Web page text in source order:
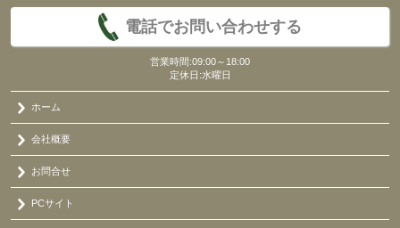
電話でお問い合わせする
営業時間:09:00～18:00
定休日:水曜日
ホーム
会社概要
お問合せ
PCサイト